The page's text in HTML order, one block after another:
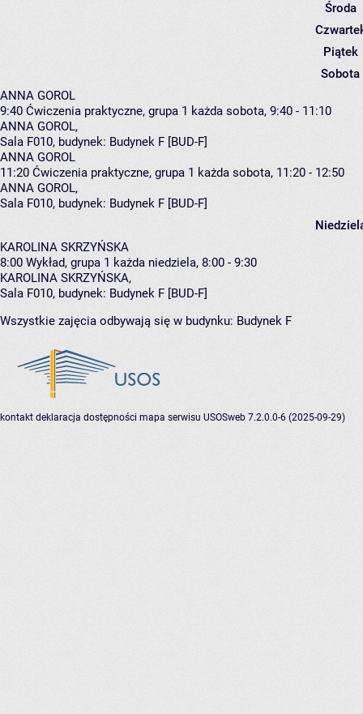
Środa
Piątek
Sobota
ANNA GOROL
9:40 Ćwiczenia praktyczne, grupa 1 każda sobota, 9:40 - 11:10
ANNA GOROL,
Sala F010, budynek: Budynek F [BUD-F]
ANNA GOROL
11:20 Ćwiczenia praktyczne, grupa 1 każda sobota, 11:20 - 12:50
ANNA GOROL,
Sala F010, budynek: Budynek F [BUD-F]
KAROLINA SKRZYŃSKA
8:00 Wykład, grupa 1 każda niedziela, 8:00 - 9:30
KAROLINA SKRZYŃSKA,
Sala F010, budynek: Budynek F [BUD-F]
Wszystkie zajęcia odbywają się w budynku: Budynek F
kontakt deklaracja dostępności mapa serwisu USOSweb 7.2.0.0-6 (2025-09-29)